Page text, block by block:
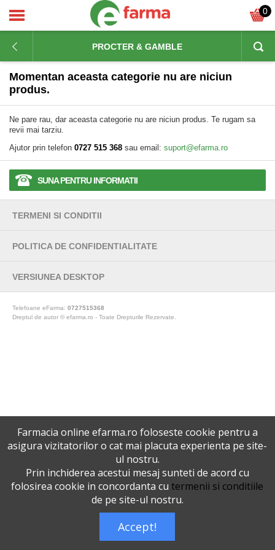
0
PROCTER & GAMBLE
Momentan aceasta categorie nu are niciun
produs.
Ne pare rau, dar aceasta categorie nu are niciun produs. Te rugam sa
revii mai tarziu.
Ajutor prin telefon 0727 515 368 sau email: suport@efarma.ro
SUNA PENTRU INFORMATII
TERMENI SI CONDITII
POLITICA DE CONFIDENTIALITATE
VERSIUNEA DESKTOP
Telefoane eFarma: 0727515368
Dreptul de autor © efarma.ro - Toate Drepturile Rezervate.
Farmacia online efarma.ro foloseste cookie pentru a
asigura vizitatorilor o cat mai placuta experienta pe site-
ul nostru.
Prin inchiderea acestui mesaj sunteti de acord cu
folosirea cookie in concordanta cu termenii si conditiile
de pe site-ul nostru.
Accept!